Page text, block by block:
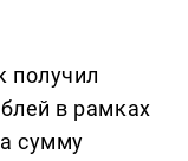
получил
в рамках
сумму